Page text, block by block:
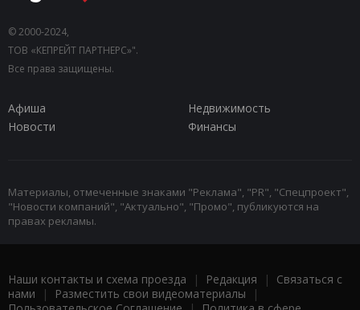
© 2000-2024,
ТОВ «КЕПРЕЙТ ПАРТНЕРС»".
Все права защищены.
Афиша
Недвижимость
Новости
Финансы
Материалы, отмеченные знаками "Реклама", "PR", "Спецпроект",
"Новости компаний", "Актуально", "Промо", публикуются на
правах рекламы.
Наши контакты и схема проезда | Редакция | Связаться с
нами | Разместить свои видеоматериалы |